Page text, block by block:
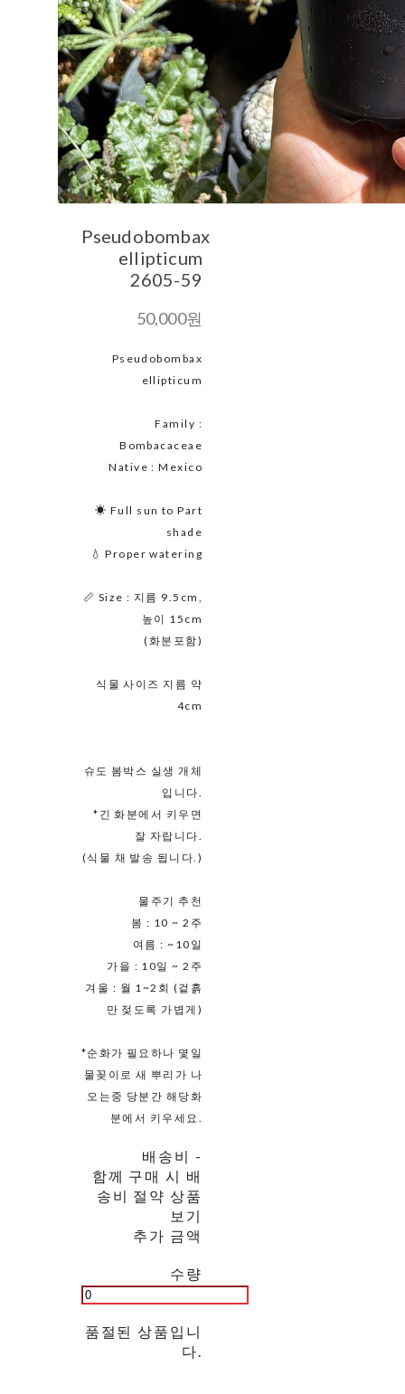
Pseudobombax
ellipticum
2605-59
50,000원
Pseudobombax
ellipticum
Family :
Bombacaceae
Native : Mexico
☀ Full sun to Part
shade
💧 Proper watering
📏 Size : 지름 9.5cm,
높이 15cm
(화분포함)
식물 사이즈 지름 약
4cm
슈도 봄박스 실생 개체
입니다.
*긴 화분에서 키우면
잘 자랍니다.
(식물 채 발송 됩니다.)
물주기 추천
봄 : 10 ~ 2주
여름 : ~10일
가을 : 10일 ~ 2주
겨울 : 월 1~2회 (겉흙
만 젖도록 가볍게)
*순화가 필요하나 몇일
물꽂이로 새 뿌리가 나
오는중 당분간 해당화
분에서 키우세요.
배송비 -
함께 구매 시 배
송비 절약 상품
보기
추가 금액
수량
품절된 상품입니
다.